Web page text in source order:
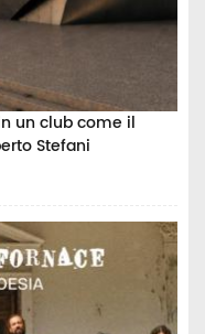
un club come il
Stefani